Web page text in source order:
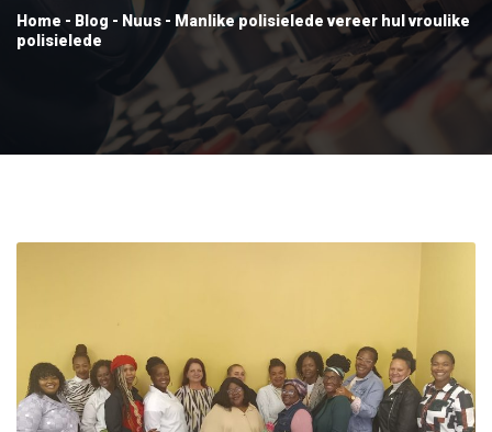
Home - Blog - Nuus - Manlike polisielede vereer hul vroulike
polisielede